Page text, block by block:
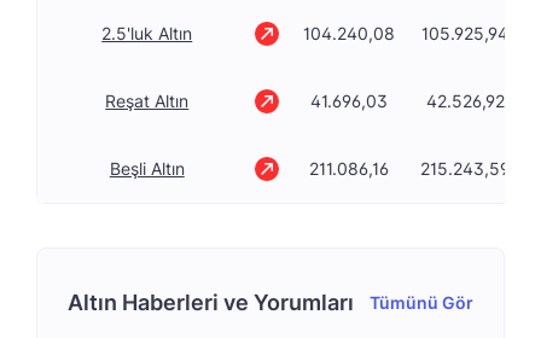
2.5'luk Altın 104.240,08 105.925,94
Reşat Altın 41.696,03 42.526,92
Beşli Altın 211.086,16 215.243,59
Altın Haberleri ve Yorumları Tümünü Gör